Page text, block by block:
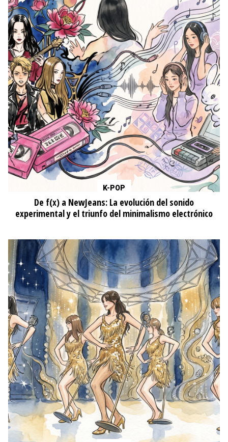
K-POP
De f(x) a NewJeans: La evolución del sonido
experimental y el triunfo del minimalismo electrónico